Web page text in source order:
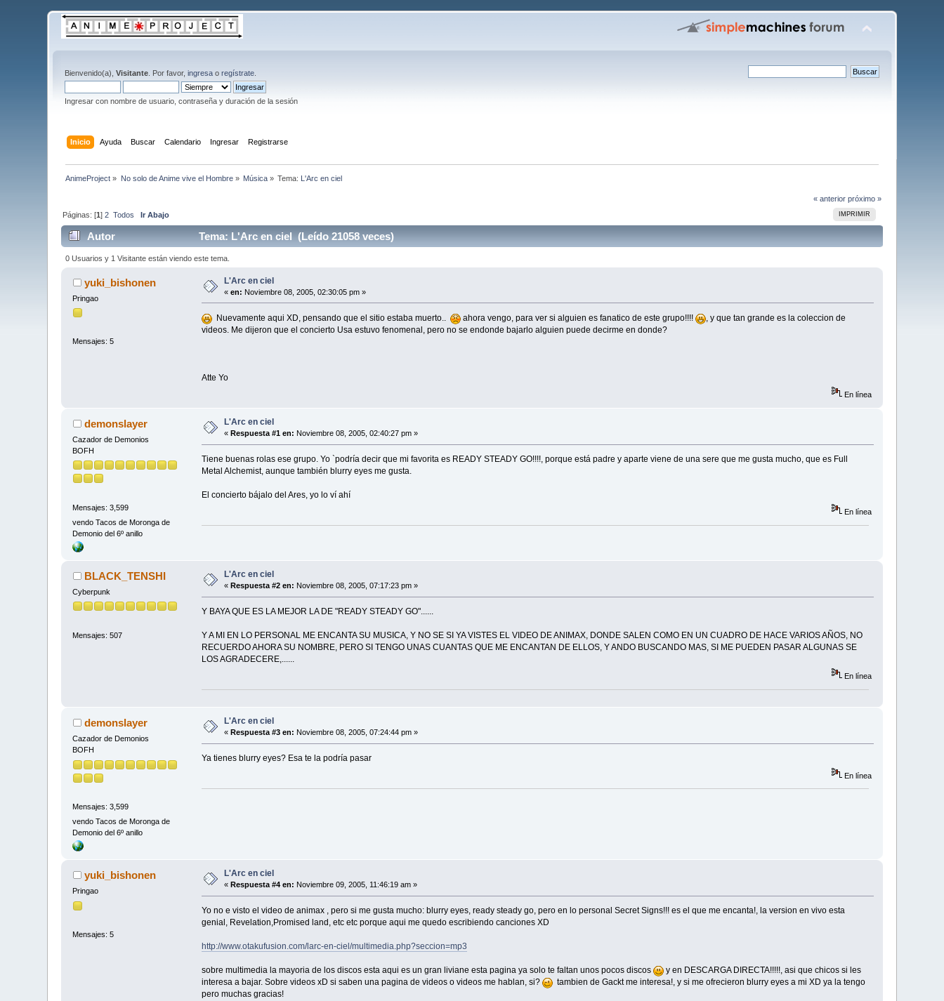
Bienvenido(a),Visitante . Por favor,ingresa oregístrate
Ingresar con nombre de usuario, contraseña y duración de la sesión
Inicio Ayuda Buscar Calendario Ingresar Registrarse
AnimeProject » No solo de Anime vive el Hombre» Música » Tema: L'Arc en ciel
« anterior próximo »
IMPRIMIR
Páginas: [1]2 Todos Ir Abajo
Autor Tema: L'Arc en ciel (Leído 21058 veces)
0 Usuarios y 1 Visitante están viendo este tema.
yuki_bishonen
Pringao
Mensajes: 5
L'Arc en ciel
«en: Noviembre 08, 2005, 02:30:05 pm »
Nuevamente aqui XD, pensando que el sitio estaba muerto.. ahora vengo, para ver si alguien es fanatico de este grupo!!!!
, y que tan grande es la coleccion de
videos. Me dijeron que el concierto Usa estuvo fenomenal, pero no se endonde bajarlo alguien puede decirme en donde?
Atte Yo
En línea
demonslayer
Cazador de Demonios
BOFH
Mensajes: 3,599
vendo Tacos de Moronga de
Demonio del 6º anillo
L'Arc en ciel
«Respuesta #1 en: Noviembre 08, 2005, 02:40:27 pm »
Tiene buenas rolas ese grupo. Yo `podría decir que mi favorita es READY STEADY GO!!!!, porque está padre y aparte viene de una sere que me gusta mucho, que es Full
Metal Alchemist, aunque también blurry eyes me gusta.
El concierto bájalo del Ares, yo lo ví ahí
En línea
BLACK_TENSHI
Cyberpunk
Mensajes: 507
L'Arc en ciel
«Respuesta #2 en: Noviembre 08, 2005, 07:17:23 pm »
Y BAYA QUE ES LA MEJOR LA DE "READY STEADY GO"......
Y A MI EN LO PERSONAL ME ENCANTA SU MUSICA, Y NO SE SI YA VISTES EL VIDEO DE ANIMAX, DONDE SALEN COMO EN UN CUADRO DE HACE VARIOS AÑOS, NO
RECUERDO AHORA SU NOMBRE, PERO SI TENGO UNAS CUANTAS QUE ME ENCANTAN DE ELLOS, Y ANDO BUSCANDO MAS, SI ME PUEDEN PASAR ALGUNAS SE
LOS AGRADECERE,......
En línea
demonslayer
Cazador de Demonios
BOFH
Mensajes: 3,599
vendo Tacos de Moronga de
Demonio del 6º anillo
L'Arc en ciel
« Respuesta #3 en: Noviembre 08, 2005, 07:24:44 pm »
Ya tienes blurry eyes? Esa te la podría pasar
En línea
yuki_bishonen
Pringao
Mensajes: 5
L'Arc en ciel
« Respuesta #4 en: Noviembre 09, 2005, 11:46:19 am »
Yo no e visto el video de animax , pero si me gusta mucho: blurry eyes, ready steady go, pero en lo personal Secret Signs!!! es el que me encanta!, la version en vivo esta
genial, Revelation,Promised land, etc etc porque aqui me quedo escribiendo canciones XD
http://www.otakufusion.com/larc-en-ciel/multimedia.php?seccion=mp3
sobre multimedia la mayoria de los discos esta aqui es un gran liviane esta pagina ya solo te faltan unos pocos discos
y en DESCARGA DIRECTA!!!!!, asi que chicos si les
interesa a bajar. Sobre videos xD si saben una pagina de videos o videos me hablan, si?
tambien de Gackt me interesa!, y si me ofrecieron blurry eyes a mi XD ya la tengo
pero muchas gracias!